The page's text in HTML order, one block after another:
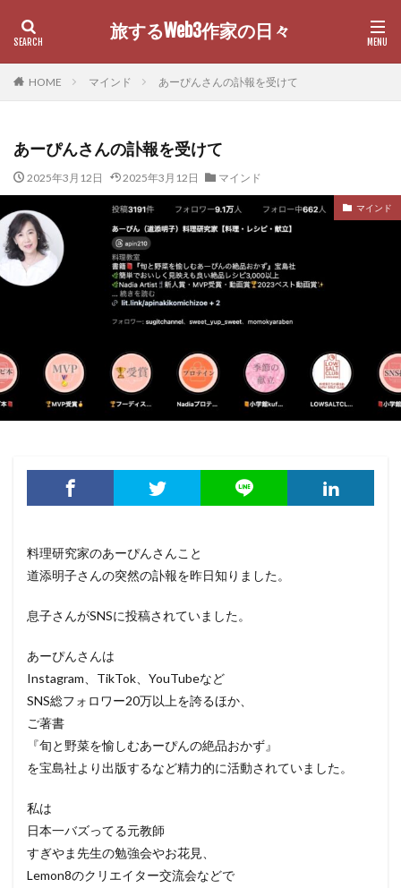
旅するWeb3作家の日々
HOME マインド あーぴんさんの訃報を受けて
あーぴんさんの訃報を受けて
2025年3月12日 2025年3月12日 マインド
マインド
料理研究家のあーぴんさんこと
道添明子さんの突然の訃報を昨日知りました。
息子さんがSNSに投稿されていました。
あーぴんさんは
Instagram、TikTok、YouTubeなど
SNS総フォロワー20万以上を誇るほか、
ご著書
『旬と野菜を愉しむあーぴんの絶品おかず』
を宝島社より出版するなど精力的に活動されていました。
私は
日本一バズってる元教師
すぎやま先生の勉強会やお花見、
Lemon8のクリエイター交流会などで
検索